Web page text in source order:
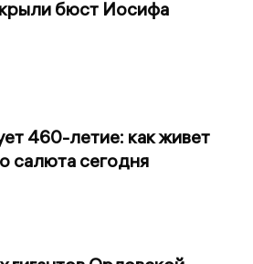
бюст Иосифа
460-летие: как живет
салюта сегодня